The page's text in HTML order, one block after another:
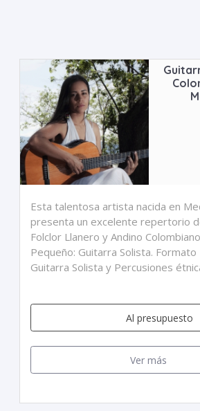
Esta talentosa artista nacida en
presenta un excelente repertorio
Folclor Llanero y Andino
Pequeño: Guitarra Solista. Formato
Guitarra Solista y Percusiones
Al presupuesto
Ver más